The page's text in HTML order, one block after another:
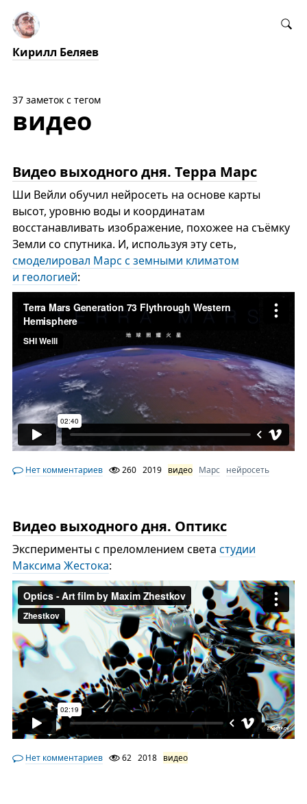
Кирилл Беляев
37 заметок с тегом
видео
Видео выходного дня. Терра Марс
Ши Вейли обучил нейросеть на основе карты
высот, уровню воды и координатам
восстанавливать изображение, похожее на съёмку
Земли со спутника. И, используя эту сеть,
смоделировал Марс с земными климатом
и геологией:
Нет комментариев 260 2019 видео Марс нейросеть
Видео выходного дня. Оптикс
Эксперименты с преломлением света студии
Максима Жестока:
Нет комментариев 62 2018 видео